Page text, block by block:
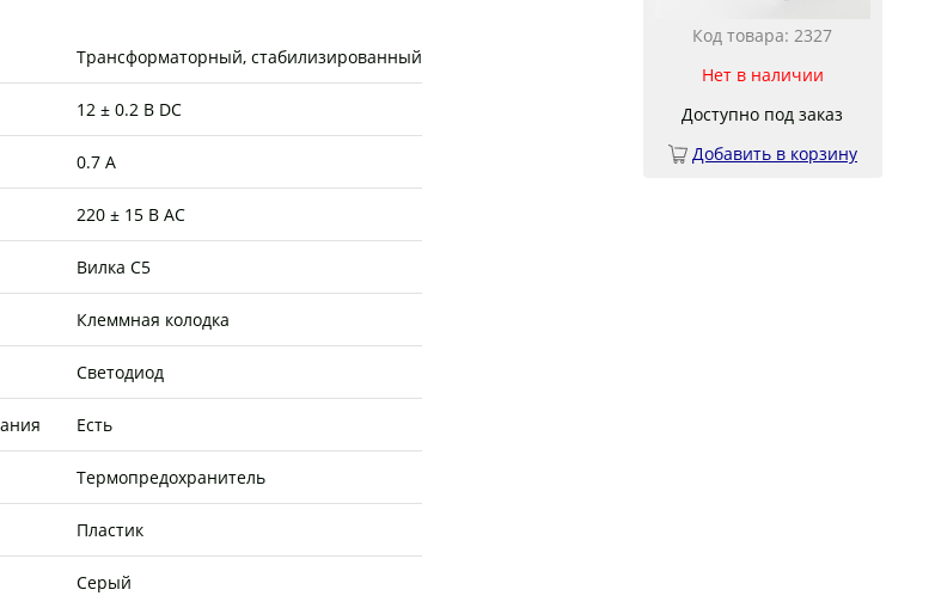
Код товара: 2327
Нет в наличии
Доступно под заказ
Добавить в корзину
Трансформаторный, стабилизированный
12 ± 0.2 В DC
0.7 А
220 ± 15 В AC
Вилка C5
Клеммная колодка
Светодиод
Есть
Термопредохранитель
Пластик
Серый